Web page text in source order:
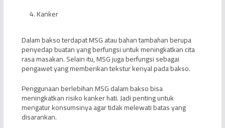
Kanker
Dalam bakso terdapat MSG atau bahan tambahan berupa
penyedap buatan yang berfungsi untuk meningkatkan cita
rasa masakan. Selain itu, MSG juga berfungsi sebagai
pengawet yang memberikan tekstur kenyal pada bakso.
Penggunaan berlebihan MSG dalam bakso bisa
meningkatkan risiko kanker hati. Jadi penting untuk
mengatur konsumsinya agar tidak melewati batas yang
disarankan.